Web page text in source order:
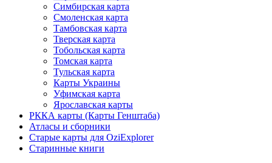
Симбирская карта
Смоленская карта
Тамбовская карта
Тверская карта
Тобольская карта
Томская карта
Тульская карта
Карты Украины
Уфимская карта
Ярославская карты
РККА карты (Карты Генштаба)
Атласы и сборники
Старые карты для OziExplorer
Старинные книги